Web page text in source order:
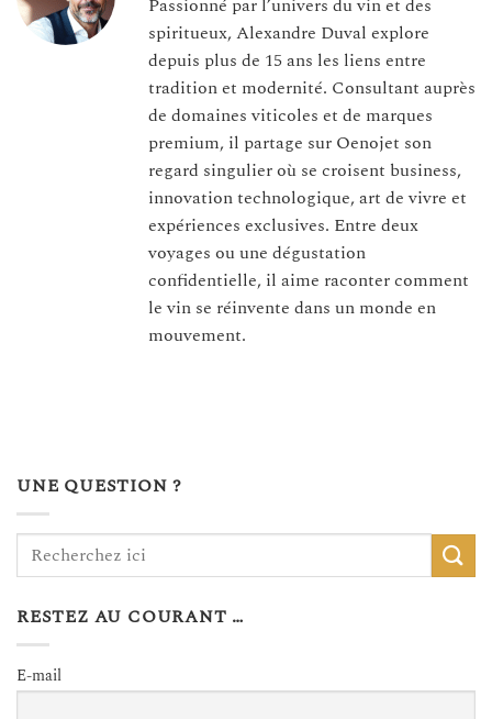
spiritueux, Alexandre Duval explore
depuis plus de 15 ans les liens entre
tradition et modernité. Consultant auprès
de domaines viticoles et de marques
premium, il partage sur Oenojet son
regard singulier où se croisent business,
innovation technologique, art de vivre et
expériences exclusives. Entre deux
voyages ou une dégustation
confidentielle, il aime raconter comment
le vin se réinvente dans un monde en
mouvement.
UNE QUESTION ?
RESTEZ AU COURANT …
E-mail